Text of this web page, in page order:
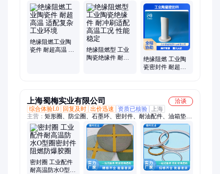
块、陶瓷条、陶瓷环、陶瓷法兰、陶瓷基板、陶瓷阀片、陶瓷垫
片、陶瓷吸嘴、陶瓷薄片、陶瓷吸板、陶瓷套管、陶瓷坩埚、陶
瓷衬套、陶瓷柱塞、陶瓷喷嘴、陶瓷螺母、陶瓷滑块、陶瓷隔热
板、氧化锆陶瓷、陶瓷绝缘子
绝缘阻燃工业陶
瓷件 耐超高温 适
绝缘阻燃型 工业
陶瓷绝缘件 耐冲
绝缘阻燃 工业陶
瓷密封件 耐超高
上海蜀梅实业有限公司
洽谈
综合体验L0
回复及时 出价迅速 资质已核验
上海
主营： 矩形圈、防尘圈、石墨环、密封件、耐油配件、油箱垫、
密封垫、橡胶球、橡胶材、密封圈、星形圈、氟橡胶、橡胶圈、
泛塞圈、星形密封、密封胶圈、再生橡胶、橡胶垫圈、法兰垫
片、硅胶垫圈、石墨垫片、骨架油封、混凝土管、四氟0形圈、
橡胶o形圈
密封圈 工业配件
耐高温防水O型圈